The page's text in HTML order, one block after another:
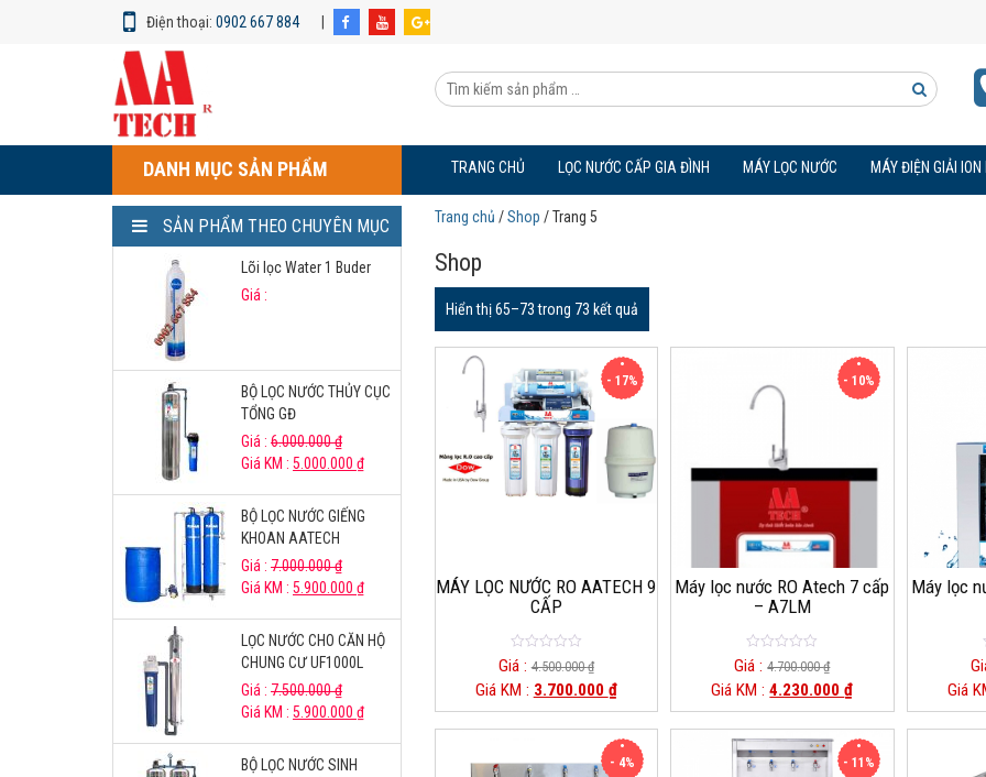
Điện thoại: 0902 667 884
MÁY
LỌC
NƯỚC
RO
AATECH
Tìm
kiếm
phẩm:
kiếm
sản
DANH MỤC SẢN PHẨM TRANG CHỦ LỌC NƯỚC CẤP GIA ĐÌNH MÁY LỌC NƯỚC MÁY ĐIỆN GIẢI ION
Trang chủ /Shop / Trang 5
Shop
Hiển thị 65–73 trong 73 kết quả
- 17%
MÁY LỌC NƯỚC RO AATECH 9
CẤP
0
o
u
t
o
f
Giá :4.500.000₫
Giá KM : 3.700.000 ₫
- 10%
Máy lọc nước RO Atech 7 cấp
– A7LM
0
o
u
t
o
f
5
Giá :4.700.000₫
Giá KM :4.230.000₫
Máy lọc
t
Giá
- 4% - 11%
SẢN PHẨM THEO CHUYÊN MỤC
Lõi lọc Water 1 Buder
Giá :
BỘ LỌC NƯỚC THỦY CỤC
TỔNG GĐ
Giá : 6.000.000₫
Giá KM : 5.000.000 ₫
BỘ LỌC NƯỚC GIẾNG
KHOAN AATECH
Giá : 7.000.000₫
Giá KM : 5.900.000 ₫
LỌC NƯỚC CHO CĂN HỘ
CHUNG CƯ UF1000L
Giá : 7.500.000₫
Giá KM : 5.900.000 ₫
BỘ LỌC NƯỚC SINH